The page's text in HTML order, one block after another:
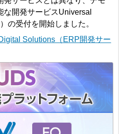
な開発サービスUniversal
の受付を開始しました。
Solutions（ERP開発サー